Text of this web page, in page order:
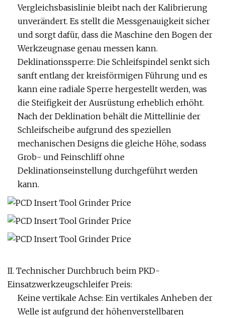
Vergleichsbasislinie bleibt nach der Kalibrierung
unverändert. Es stellt die Messgenauigkeit sicher
und sorgt dafür, dass die Maschine den Bogen der
Werkzeugnase genau messen kann.
Deklinationssperre: Die Schleifspindel senkt sich
sanft entlang der kreisförmigen Führung und es
kann eine radiale Sperre hergestellt werden, was
die Steifigkeit der Ausrüstung erheblich erhöht.
Nach der Deklination behält die Mittellinie der
Schleifscheibe aufgrund des speziellen
mechanischen Designs die gleiche Höhe, sodass
Grob- und Feinschliff ohne
Deklinationseinstellung durchgeführt werden
kann.
II. Technischer Durchbruch beim PKD-
Einsatzwerkzeugschleifer Preis:
Keine vertikale Achse: Ein vertikales Anheben der
Welle ist aufgrund der höhenverstellbaren